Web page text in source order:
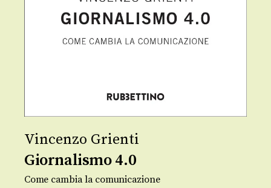
Vincenzo Grienti
Giornalismo 4.0
Come cambia la comunicazione